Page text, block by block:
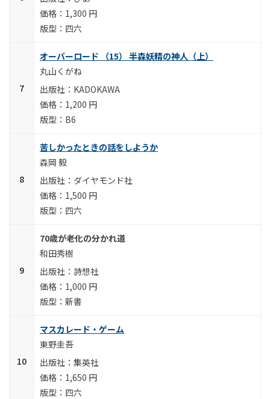
1,300 円
四六
オーバーロード （15） 半森妖精の神人（上）
丸山くがね
KADOKAWA
1,200 円
B6
苦しかったときの話をしようか
森岡 毅
ダイヤモンド社
1,500 円
四六
70歳が老化の分かれ道
和田秀樹
詩想社
1,000 円
新書
マスカレード・ゲーム
東野圭吾
集英社
1,650 円
四六